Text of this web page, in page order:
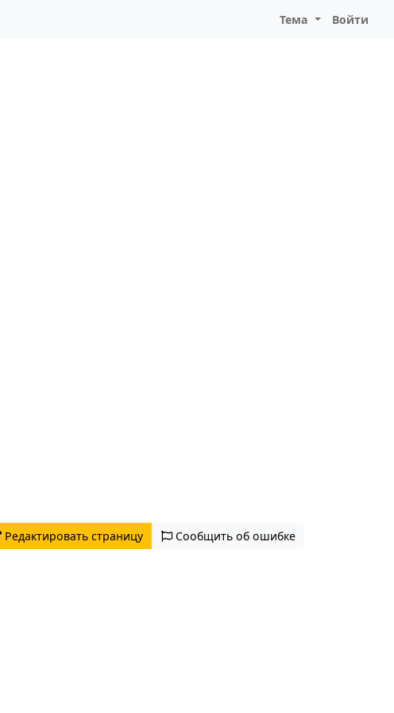
Тема Войти
Редактировать страницу Сообщить об ошибке